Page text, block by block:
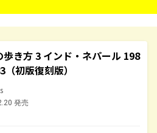
歩き方 3 インド・ネパール 198
（初版復刻版）
発売